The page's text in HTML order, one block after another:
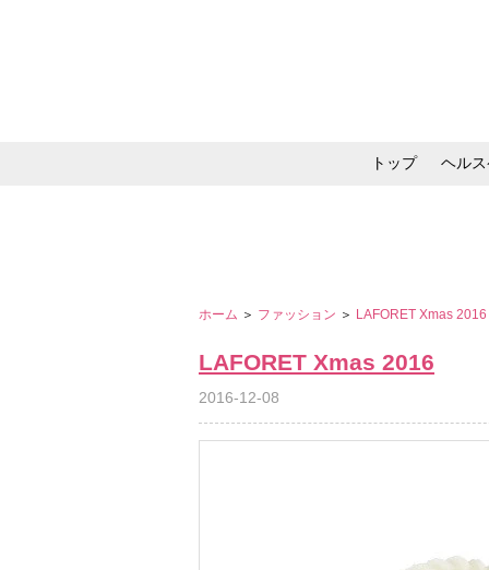
トップ ヘル
ホーム ＞ ファッション ＞ LAFORET Xmas 2016
LAFORET Xmas 2016
2016-12-08